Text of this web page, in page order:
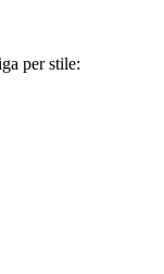
per stile: